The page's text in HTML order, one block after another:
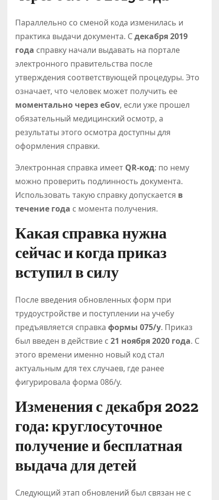
Параллельно со сменой кода изменилась и
практика выдачи документа. Сдекабря 2019
года справку начали выдавать на портале
электронного правительства после
утверждения соответствующей процедуры. Это
означает, что человек может получить ее
моментально через eGov, если уже прошел
обязательный медицинский осмотр, а
результаты этого осмотра доступны для
оформления справки.
Электронная справка имеет QR‑код: по нему
можно проверить подлинность документа.
Использовать такую справку допускается в
течение года с момента получения.
Какая справка нужна
сейчас и когда приказ
вступил в силу
После введения обновленных форм при
трудоустройстве и поступлении на учебу
предъявляется справка формы 075/у. Приказ
был введен в действие с 21 ноября 2020 года. С
этого времени именно новый код стал
актуальным для тех случаев, где ранее
фигурировала форма 086/у.
Изменения с декабря 2022
года: круглосуточное
получение и бесплатная
выдача для детей
Следующий этап обновлений был связан не с